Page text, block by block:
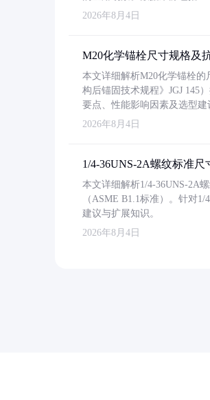
2026年8月4日
M20化学锚栓尺寸规格及
本文详细解析M20化学锚栓
构后锚固技术规程》JGJ 145
要点、性能影响因素及选型建
2026年8月4日
1/4-36UNS-2A螺纹标准尺
本文详细解析1/4-36UNS-2A
（ASME B1.1标准）。针对
建议与扩展知识。
2026年8月4日